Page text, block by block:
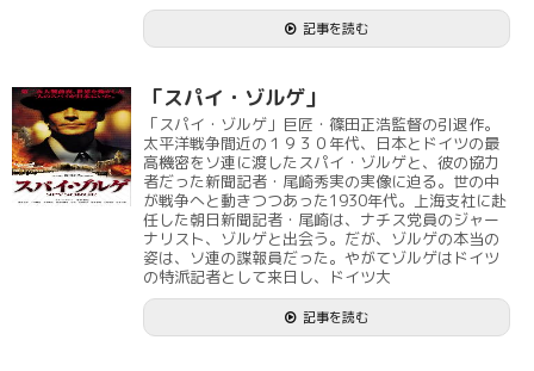
記事を読む
「スパイ・ゾルゲ」
「スパイ・ゾルゲ」巨匠・篠田正浩監督の引退作。
太平洋戦争間近の１９３０年代、日本とドイツの最
高機密をソ連に渡したスパイ・ゾルゲと、彼の協力
者だった新聞記者・尾崎秀実の実像に迫る。世の中
が戦争へと動きつつあった1930年代。上海支社に赴
任した朝日新聞記者・尾崎は、ナチス党員のジャー
ナリスト、ゾルゲと出会う。だが、ゾルゲの本当の
姿は、ソ連の諜報員だった。やがてゾルゲはドイツ
の特派記者として来日し、ドイツ大
記事を読む